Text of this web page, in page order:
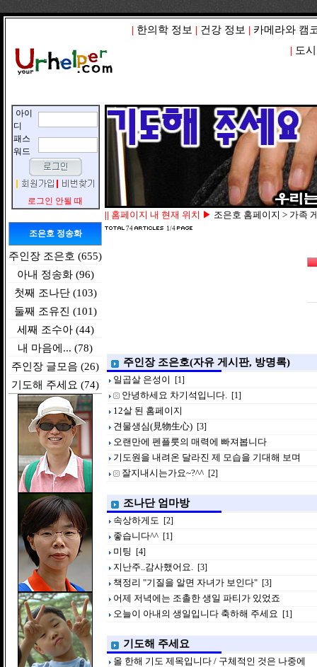
| 한의학 정보 | 건강 정보 | 카메라와 캠
| 도
아이
디
패스
워드
로그인 안될 때
조은호 정송화
주인장 조은호 (655)
아내 정송화 (96)
첫째 조나단 (103)
둘째 조유진 (101)
세째 조수아 (44)
내 마음에... (78)
주인장 글모음 (26)
기도해 주세요 (74)
|| 홈페이지 내 현재 위치 ▶ 조은호 홈페이지 > 가족
74 1/4
주인장 조은호(자유 게시판, 방명록)
일곱살 은성이 [1]
안녕하세요 차기석입니다. [1]
12살 된 홈페이지
견물생심(見物生心) [3]
오랜만에 펜플룻의 매력에 빠져봅니다
기도원을 내려온 달라진 제 모습을 기대해 보며
잘지내시는가요~?^^ [2]
조나단 엄마방
속상하게도 [2]
좋습니다^^ [1]
미팅 [4]
지난주..감사했어요. [3]
책정리 "기질을 알면 자녀가 보인다" [3]
어제 저녁에는 조촐한 생일 파티가 있었죠
오늘이 아내의 생일입니다 축하해 주세요 [1]
기도해 주세요
올 한해 기도 제목입니다 / 구체적인 것은 나중에